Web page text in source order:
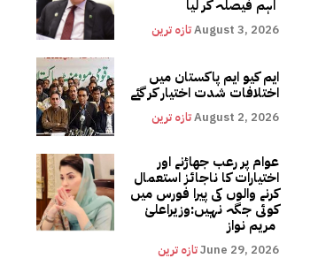
تازہ ترینAugust 3, 2026
ایم کیو ایم پاکستان میں
اختلافات شدت اختیار کر گئے
تازہ ترینAugust 2, 2026
عوام پر رعب جھاڑنے اور
اختیارات کا ناجائز استعمال
کرنے والوں کی پیرا فورس میں
کوئی جگہ نہیں:وزیراعلیٰ
تازہ ترینJune 29, 2026